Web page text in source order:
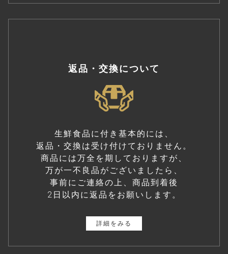
返品・交換について
生鮮食品に付き基本的には、
返品・交換は受け付けておりません。
商品には万全を期しておりますが、
万が一不良品がございましたら、
事前にご連絡の上、商品到着後
2日以内に返品をお願いします。
詳細をみる